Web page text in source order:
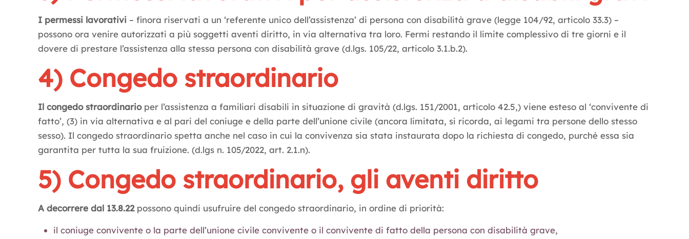
I permessi lavorativi – finora riservati a un ‘referente unico dell’assistenza’ di persona con disabilità grave (legge 104/92, articolo 33.3) –
possono ora venire autorizzati a più soggetti aventi diritto, in via alternativa tra loro. Fermi restando il limite complessivo di tre giorni e il
dovere di prestare l’assistenza alla stessa persona con disabilità grave (d.lgs. 105/22, articolo 3.1.b.2).
4) Congedo straordinario
Il congedo straordinarioper l’assistenza a familiari disabili in situazione di gravità (d.lgs. 151/2001, articolo 42.5,) viene esteso al ‘convivente di
fatto’, (3) in via alternativa e al pari del coniuge e della parte dell’unione civile (ancora limitata, si ricorda, ai legami tra persone dello stesso
sesso). Il congedo straordinario spetta anche nel caso in cui la convivenza sia stata instaurata dopo la richiesta di congedo, purché essa sia
garantita per tutta la sua fruizione. (d.lgs n. 105/2022, art. 2.1.n).
5) Congedo straordinario, gli aventi diritto
A decorrere dal 13.8.22 possono quindi usufruire del congedo straordinario, in ordine di priorità:
il coniuge convivente o la parte dell’unione civile convivente o il convivente di fatto della persona con disabilità grave,